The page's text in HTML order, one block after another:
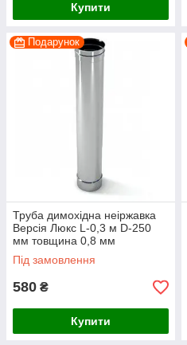
Купити
Подарунок
Труба димохідна неіржавка
Версія Люкс L-0,3 м D-250
мм товщина 0,8 мм
Під замовлення
580 ₴
Купити